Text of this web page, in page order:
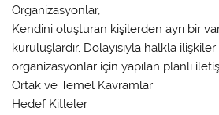
Organizasyonlar,
Kendini oluşturan kişilerden ayrı bir
kuruluşlardır. Dolayısıyla halkla
organizasyonlar için yapılan planlı
Ortak ve Temel Kavramlar
Hedef Kitleler